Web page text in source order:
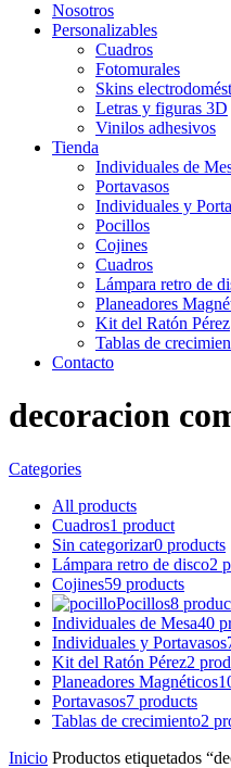
Nosotros
Personalizables
Cuadros
Fotomurales
Skins
Letras y figuras 3D
Vinilos adhesivos
Tienda
Individuales de
Portavasos
Individuales y
Pocillos
Cojines
Cuadros
Lámpara retro de
Planeadores
Kit del Ratón Pérez
Tablas de
Contacto
decoracion
Categories
All products
Cuadros1 product
Sin categorizar0 products
Lámpara retro de disco2
Cojines59 products
Pocillos8
Individuales de Mesa40
Individuales y Portavasos
Kit del Ratón Pérez2
Planeadores Magnéticos
Portavasos7 products
Tablas de crecimiento2
Inicio Productos etiquetados